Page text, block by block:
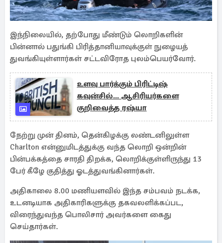
இந்நிலையில், தற்போது மீண்டும் லொறிகளின்
பின்னால் பதுங்கி பிரித்தானியாவுக்குள் நுழையத்
துவங்கியுள்ளார்கள் சட்டவிரோத புலம்பெயர்வோர்.
உளவு பார்க்கும் பிரிட்டிஷ்
கவுன்சில்... ஆசிரியர்களை
குறிவைத்த ரஷ்யா
நேற்று முன் தினம், தென்கிழக்கு லண்டனிலுள்ள
Charlton என்னுமிடத்துக்கு வந்த லொறி ஒன்றின்
பின்பக்கத்தை சாரதி திறக்க, லொறிக்குள்ளிருந்து 13
பேர் கீழே குதித்து ஓடத்துவங்கினார்கள்.
அதிகாலை 8.00 மணியளவில் இந்த சம்பவம் நடக்க,
உடனடியாக அதிகாரிகளுக்கு தகவலளிக்கப்பட,
விரைந்துவந்த பொலிசார் அவர்களை கைது
செய்தார்கள்.